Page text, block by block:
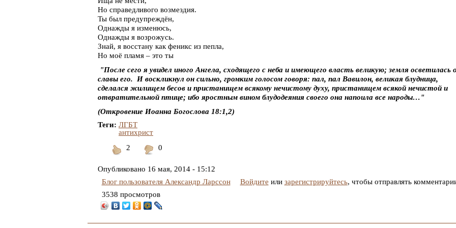
Но справедливого возмездия.
Ты был предупреждён,
Однажды я изменюсь,
Однажды я возрожусь.
Знай, я восстану как феникс из пепла,
Но моё пламя – это ты
"После сего я увидел иного Ангела, сходящего с неба и имеющего власть великую; земля осветилась
славы его. И воскликнул он сильно, громким голосом говоря: пал, пал Вавилон, великая блудница,
сделался жилищем бесов и пристанищем всякому нечистому духу, пристанищем всякой нечистой и
отвратительной птице; ибо яростным вином блудодеяния своего она напоила все народы…"
(Откровение Иоанна Богослова 18:1,2)
Теги: ЛГБТ
антихрист
2
понравилось
0
Опубликовано 16 мая, 2014 - 15:12
Блог пользователя Александр Ларссон
Войдите или зарегистрируйтесь, чтобы отправлять
3538 просмотров